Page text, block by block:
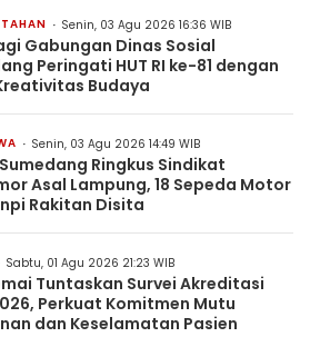
Senin, 03 Agu 2026 16:36 WIB
Gabungan Dinas Sosial
Peringati HUT RI ke-81 dengan
Budaya
Senin, 03 Agu 2026 14:49 WIB
Ringkus Sindikat
Asal Lampung, 18 Sepeda Motor
Rakitan Disita
Sabtu, 01 Agu 2026 21:23 WIB
Tuntaskan Survei Akreditasi
Perkuat Komitmen Mutu
dan Keselamatan Pasien